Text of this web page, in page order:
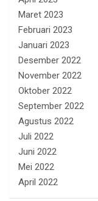
Maret 2023
Februari 2023
Januari 2023
Desember 2022
November 2022
Oktober 2022
September 2022
Agustus 2022
Juli 2022
Juni 2022
Mei 2022
April 2022